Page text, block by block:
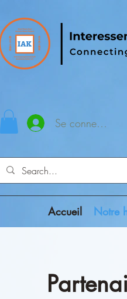
Se connecter
Accueil Notre